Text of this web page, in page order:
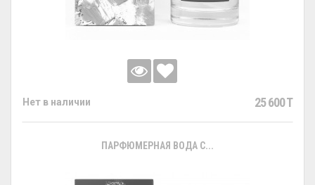
Нет в наличии 25 600 T
ПАРФЮМЕРНАЯ ВОДА С...